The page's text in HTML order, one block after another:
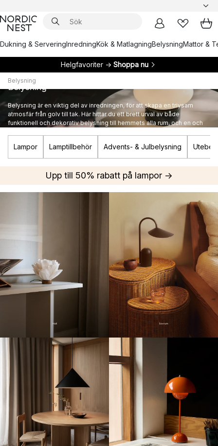
Dukning & ServeringInredningKök & MatlagningBelysningMattor &
Helgfavoriter → Shoppa nu
Belysning
Belysning
Belysning är en viktig del av inredningen, för att skapa en trivsam
atmosfär från golv till tak. Här hittar du ett brett urval av både
funktionell och dekorativ belysning till hemmets alla rum, och en och
Lampor Lamptillbehör Advents- & Julbelysning
Upp till 50% rabatt på lampor →
Hall Sovrum